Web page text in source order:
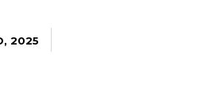
2025